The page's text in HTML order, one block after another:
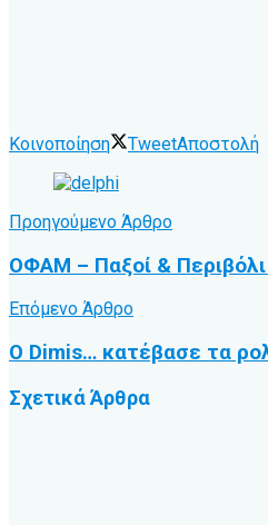
Κοινοποίηση TweetΑποστολή
Προηγούμενο Άρθρο
ΟΦΑΜ – Παξοί &
Επόμενο Άρθρο
Ο Dimis… κατέβασε τα
ΣχετικάΆρθρα